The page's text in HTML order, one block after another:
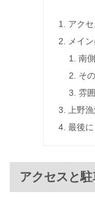
アク
メイ
南
そ
雰
上野
最後に
アクセスと